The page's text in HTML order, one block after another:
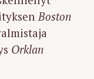
Boston
Orklan